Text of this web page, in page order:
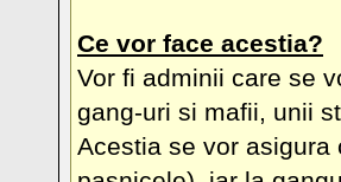
Ce vor face acestia?
Vor fi adminii care se
gang-uri si mafii, unii
Acestia se vor asigura